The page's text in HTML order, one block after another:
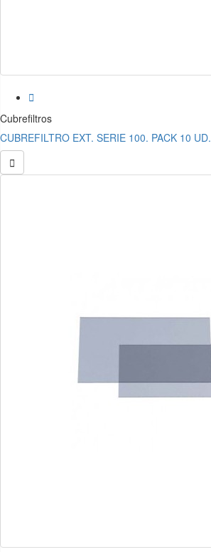

Cubrefiltros
CUBREFILTRO EXT. SERIE 100. PACK 10 UD.
